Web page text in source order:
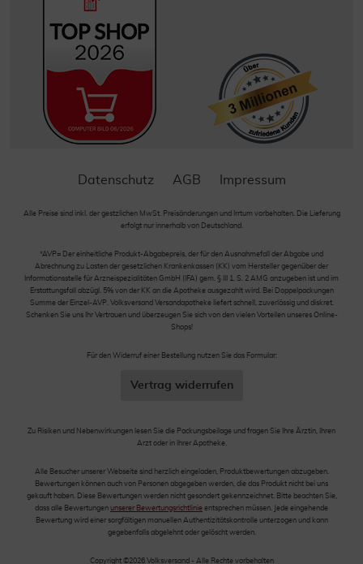
Datenschutz AGB Impressum
Alle Preise sind inkl. der gestzlichen MwSt. Preisänderungen und Irrtum vorbehalten. Die Lieferung
erfolgt nur innerhalb von Deutschland.
*AVP= Der einheitliche Produkt-Abgabepreis, der für den Ausnahmefall der Abgabe und
Abrechnung zu Lasten der gesetzlichen Krankenkassen (KK) vom Hersteller gegenüber der
Informationsstelle für Arzneispezialitäten GmbH (IFA) gem. § III 1, S. 2 AMG anzugeben ist und im
Erstattungsfall abzügl. 5% von der KK an die Apotheke ausgezahlt wird. Bei Doppelpackungen
Summe der Einzel-AVP. Volksversand Versandapotheke liefert schnell, zuverlässig und diskret.
Schenken Sie uns Ihr Vertrauen und überzeugen Sie sich von den vielen Vorteilen unseres Online-
Shops!
Für den Widerruf einer Bestellung nutzen Sie das Formular:
Vertrag widerrufen
Zu Risiken und Nebenwirkungen lesen Sie die Packungsbeilage und fragen Sie Ihre Ärztin, Ihren
Arzt oder in Ihrer Apotheke.
Alle Besucher unserer Webseite sind herzlich eingeladen, Produktbewertungen abzugeben.
Bewertungen können auch von Personen abgegeben werden, die das Produkt nicht bei uns
gekauft haben. Diese Bewertungen werden nicht gesondert gekennzeichnet. Bitte beachten Sie,
dass alle Bewertungen unserer Bewertungsrichtlinie entsprechen müssen. Jede eingehende
Bewertung wird einer sorgfältigen manuellen Authentizitätskontrolle unterzogen und kann
gegebenfalls abgelehnt oder gelöscht werden.
Copyright ©2026 Volksversand - Alle Rechte vorbehalten